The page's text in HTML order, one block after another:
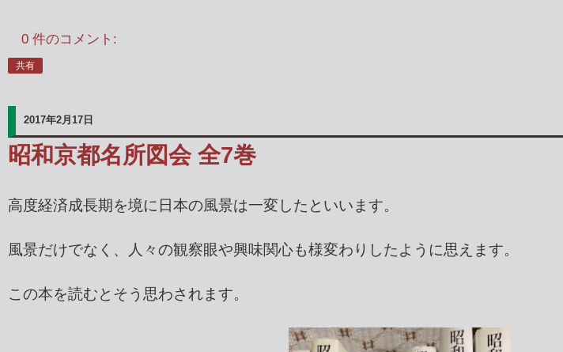
0 件のコメント:
共有
2017年2月17日
昭和京都名所図会 全7巻
高度経済成長期を境に日本の風景は一変したといいます。
風景だけでなく、人々の観察眼や興味関心も様変わりしたように思えます。
この本を読むとそう思わされます。